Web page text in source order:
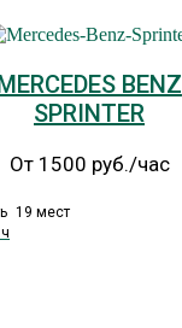
BENZ
SPRINTER
От 1500 руб./час
19 мест